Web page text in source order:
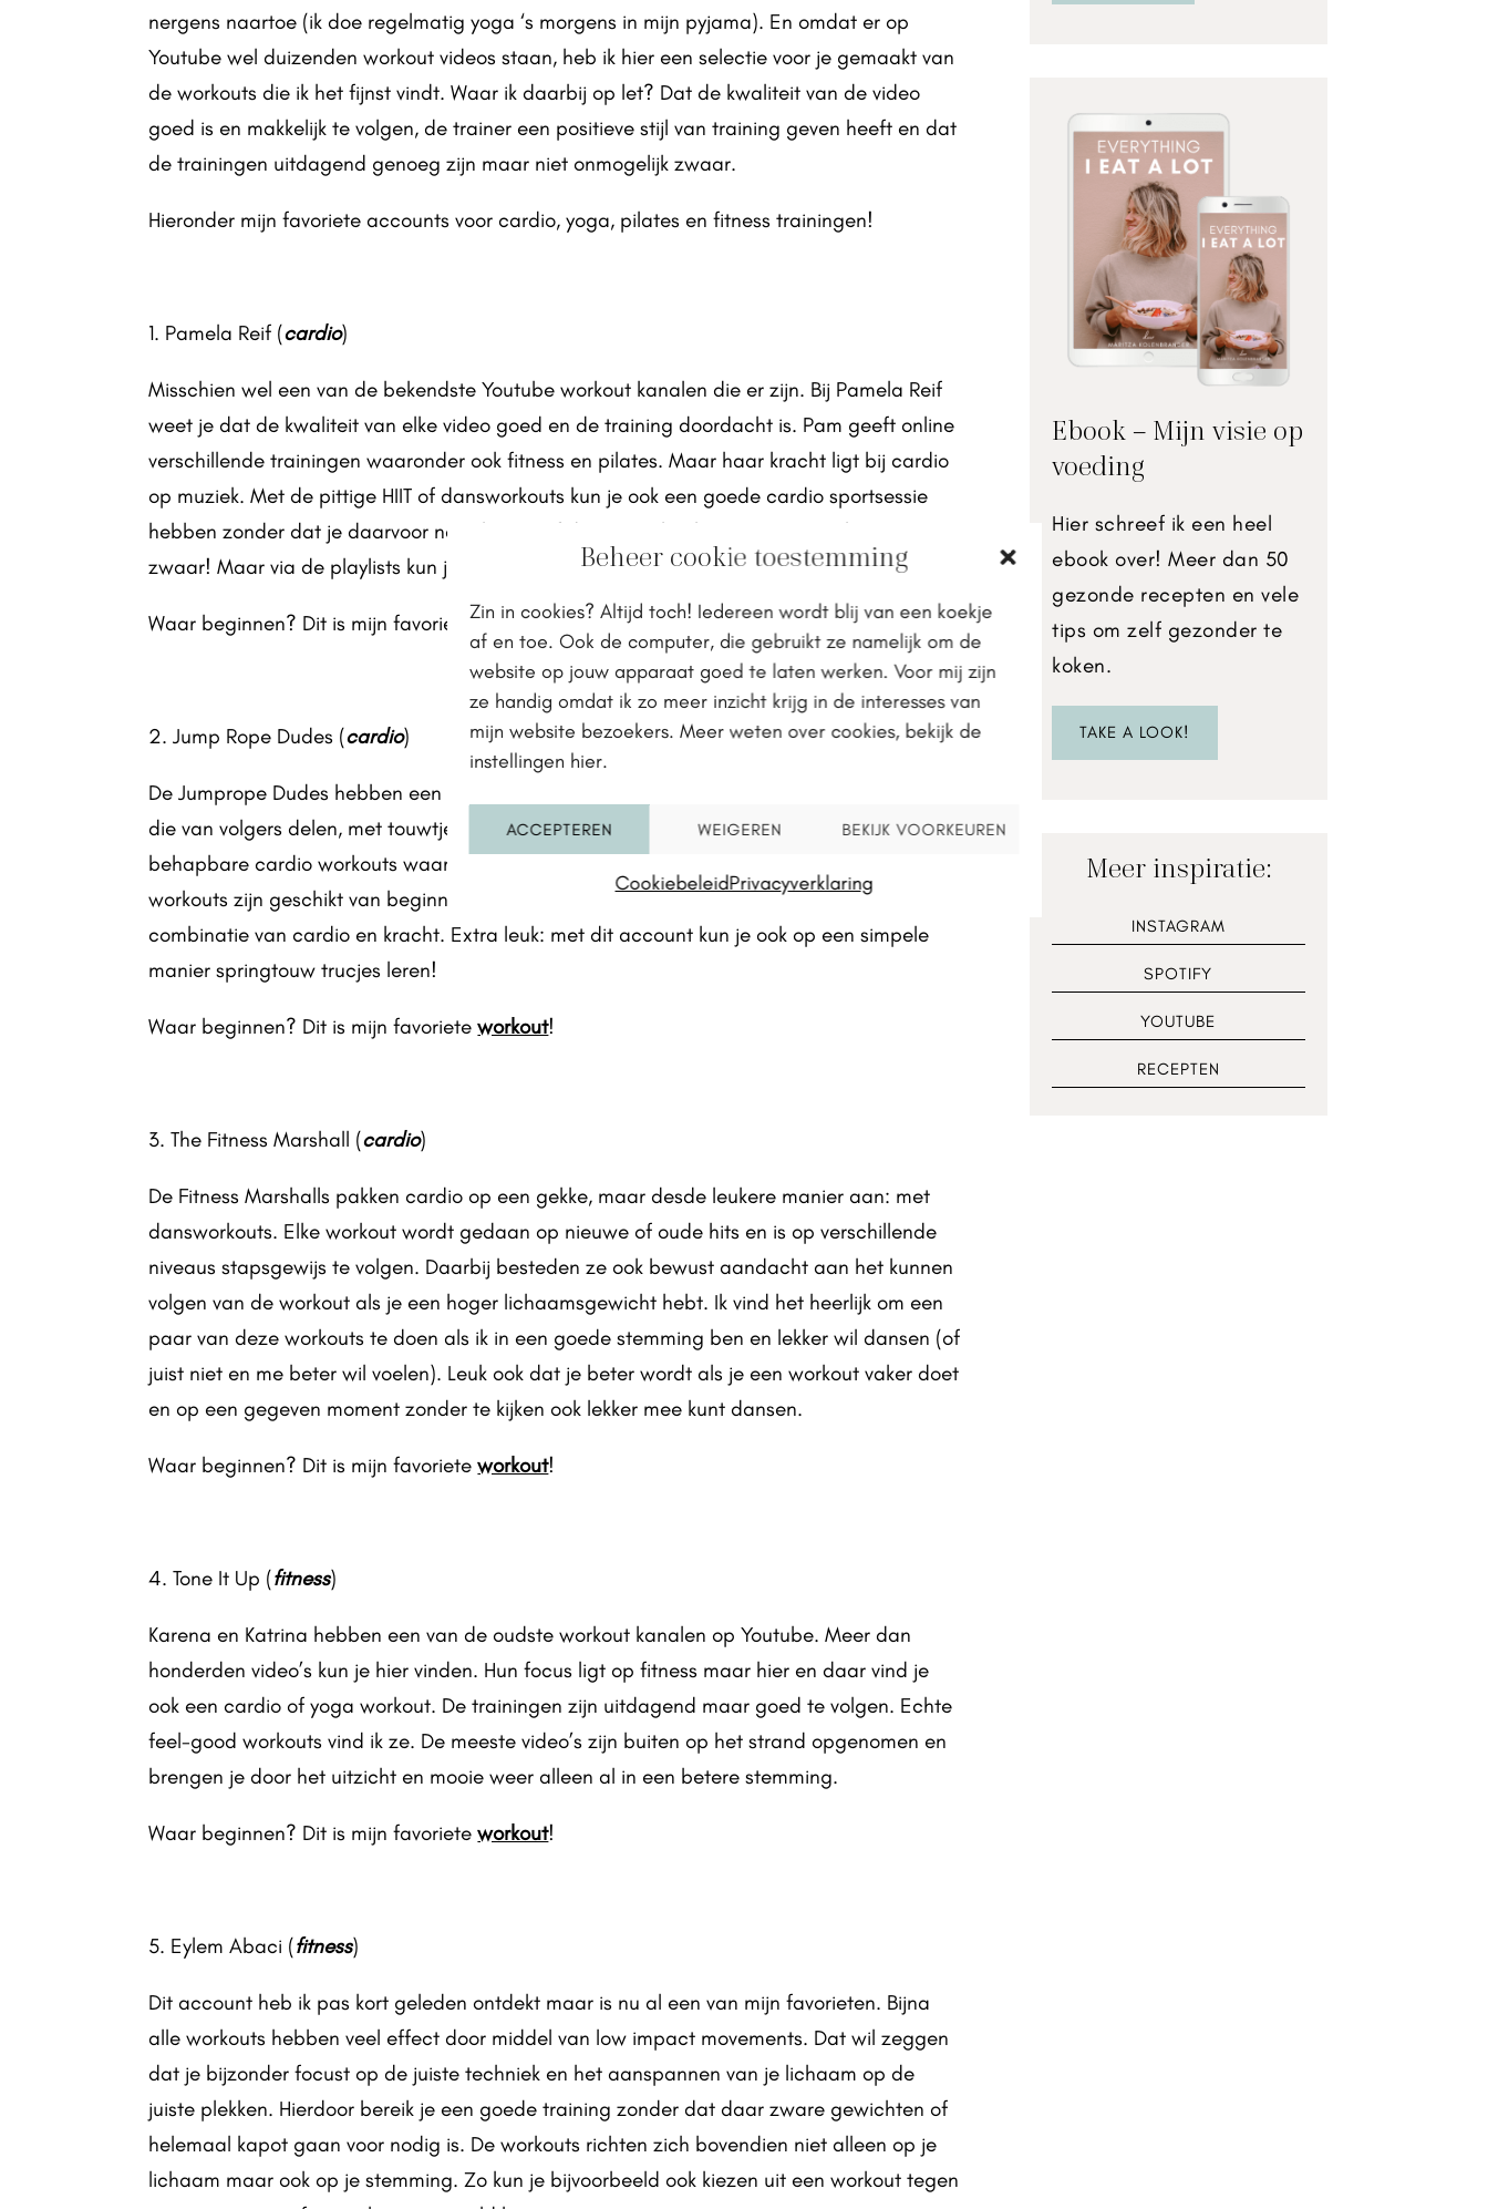
Beheer cookie toestemming
Zin in cookies? Altijd toch! Iedereen wordt blij van een koekje
af en toe. Ook de computer, die gebruikt ze namelijk om de
website op jouw apparaat goed te laten werken. Voor mij zijn
ze handig omdat ik zo meer inzicht krijg in de interesses van
mijn website bezoekers. Meer weten over cookies, bekijk de
instellingen hier.
ACCEPTEREN WEIGEREN BEKIJK VOORKEUREN
CookiebeleidPrivacyverklaring
nergens naartoe (ik doe regelmatig yoga ‘s morgens in mijn pyjama). En omdat er op
Youtube wel duizenden workout videos staan, heb ik hier een selectie voor je gemaakt van
de workouts die ik het fijnst vindt. Waar ik daarbij op let? Dat de kwaliteit van de video
goed is en makkelijk te volgen, de trainer een positieve stijl van training geven heeft en dat
de trainingen uitdagend genoeg zijn maar niet onmogelijk zwaar.
Hieronder mijn favoriete accounts voor cardio, yoga, pilates en fitness trainingen!
1. Pamela Reif (cardio)
Misschien wel een van de bekendste Youtube workout kanalen die er zijn. Bij Pamela Reif
weet je dat de kwaliteit van elke video goed en de training doordacht is. Pam geeft online
verschillende trainingen waaronder ook fitness en pilates. Maar haar kracht ligt bij cardio
op muziek. Met de pittige HIIT of dansworkouts kun je ook een goede cardio sportsessie
hebben zonder dat je daarvoor naar buiten of de sportschool in moet. De workouts zijn
zwaar! Maar via de playlists kun je precies kiezen wat bij jou past.
Waar beginnen? Dit is mijn favorieteworkout!
2. Jump Rope Dudes (cardio)
De Jumprope Dudes hebben een inspirerend kanaal waarop zij hun eigen transformatie en
die van volgers delen, met touwtje springen. Daarnaast delen ze een aantal korte en
behapbare cardio workouts waarvoor je niks anders nodig hebt dan een springtouw. De
workouts zijn geschikt van beginners tot gevorderden en focussen op pure cardio of een
combinatie van cardio en kracht. Extra leuk: met dit account kun je ook op een simpele
manier springtouw trucjes leren!
Waar beginnen? Dit is mijn favorieteworkout!
3. The Fitness Marshall (cardio)
De Fitness Marshalls pakken cardio op een gekke, maar desde leukere manier aan: met
dansworkouts. Elke workout wordt gedaan op nieuwe of oude hits en is op verschillende
niveaus stapsgewijs te volgen. Daarbij besteden ze ook bewust aandacht aan het kunnen
volgen van de workout als je een hoger lichaamsgewicht hebt. Ik vind het heerlijk om een
paar van deze workouts te doen als ik in een goede stemming ben en lekker wil dansen (of
juist niet en me beter wil voelen). Leuk ook dat je beter wordt als je een workout vaker doet
en op een gegeven moment zonder te kijken ook lekker mee kunt dansen.
Waar beginnen? Dit is mijn favorieteworkout!
4. Tone It Up (fitness)
Karena en Katrina hebben een van de oudste workout kanalen op Youtube. Meer dan
honderden video’s kun je hier vinden. Hun focus ligt op fitness maar hier en daar vind je
ook een cardio of yoga workout. De trainingen zijn uitdagend maar goed te volgen. Echte
feel-good workouts vind ik ze. De meeste video’s zijn buiten op het strand opgenomen en
brengen je door het uitzicht en mooie weer alleen al in een betere stemming.
Waar beginnen? Dit is mijn favorieteworkout!
5. Eylem Abaci (fitness)
Dit account heb ik pas kort geleden ontdekt maar is nu al een van mijn favorieten. Bijna
alle workouts hebben veel effect door middel van low impact movements. Dat wil zeggen
dat je bijzonder focust op de juiste techniek en het aanspannen van je lichaam op de
juiste plekken. Hierdoor bereik je een goede training zonder dat daar zware gewichten of
helemaal kapot gaan voor nodig is. De workouts richten zich bovendien niet alleen op je
lichaam maar ook op je stemming. Zo kun je bijvoorbeeld ook kiezen uit een workout tegen
Ebook – Mijn visie op
voeding
Hier schreef ik een heel
ebook over! Meer dan 50
gezonde recepten en vele
tips om zelf gezonder te
koken.
TAKE A LOOK!
Meer inspiratie:
INSTAGRAM
SPOTIFY
YOUTUBE
RECEPTEN